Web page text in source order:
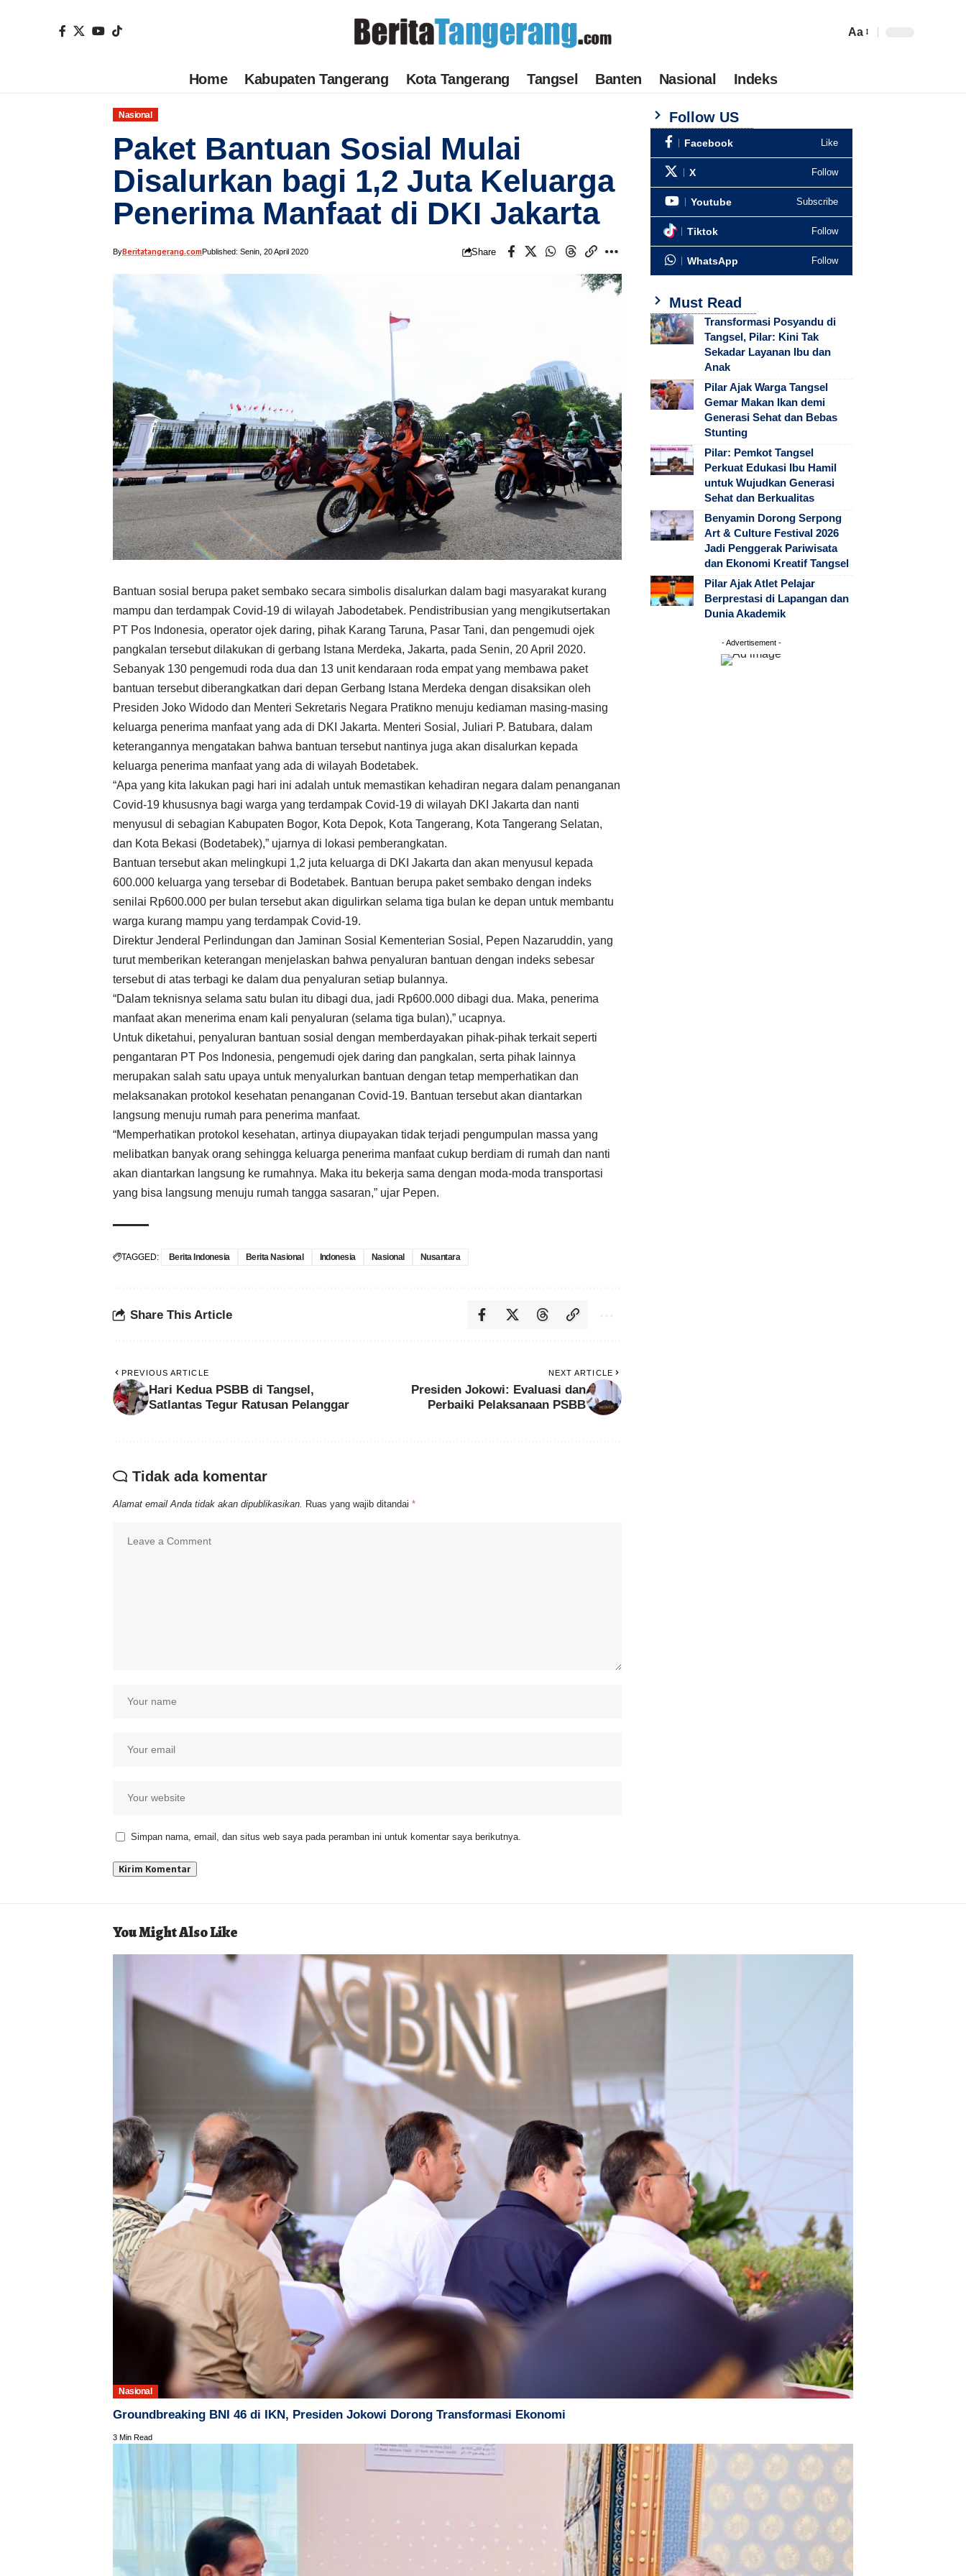
Aa
Home Kabupaten Tangerang Kota Tangerang Tangsel Banten Nasional Indeks
Nasional
Paket Bantuan Sosial Mulai
Disalurkan bagi 1,2 Juta Keluarga
Penerima Manfaat di DKI Jakarta
ByBeritatangerang.comPublished: Senin, 20 April 2020 Share
Bantuan sosial berupa paket sembako secara simbolis disalurkan dalam bagi masyarakat kurang
mampu dan terdampak Covid-19 di wilayah Jabodetabek. Pendistribusian yang mengikutsertakan
PT Pos Indonesia, operator ojek daring, pihak Karang Taruna, Pasar Tani, dan pengemudi ojek
pangkalan tersebut dilakukan di gerbang Istana Merdeka, Jakarta, pada Senin, 20 April 2020.
Sebanyak 130 pengemudi roda dua dan 13 unit kendaraan roda empat yang membawa paket
bantuan tersebut diberangkatkan dari depan Gerbang Istana Merdeka dengan disaksikan oleh
Presiden Joko Widodo dan Menteri Sekretaris Negara Pratikno menuju kediaman masing-masing
keluarga penerima manfaat yang ada di DKI Jakarta. Menteri Sosial, Juliari P. Batubara, dalam
keterangannya mengatakan bahwa bantuan tersebut nantinya juga akan disalurkan kepada
keluarga penerima manfaat yang ada di wilayah Bodetabek.
“Apa yang kita lakukan pagi hari ini adalah untuk memastikan kehadiran negara dalam penanganan
Covid-19 khususnya bagi warga yang terdampak Covid-19 di wilayah DKI Jakarta dan nanti
menyusul di sebagian Kabupaten Bogor, Kota Depok, Kota Tangerang, Kota Tangerang Selatan,
dan Kota Bekasi (Bodetabek),” ujarnya di lokasi pemberangkatan.
Bantuan tersebut akan melingkupi 1,2 juta keluarga di DKI Jakarta dan akan menyusul kepada
600.000 keluarga yang tersebar di Bodetabek. Bantuan berupa paket sembako dengan indeks
senilai Rp600.000 per bulan tersebut akan digulirkan selama tiga bulan ke depan untuk membantu
warga kurang mampu yang terdampak Covid-19.
Direktur Jenderal Perlindungan dan Jaminan Sosial Kementerian Sosial, Pepen Nazaruddin, yang
turut memberikan keterangan menjelaskan bahwa penyaluran bantuan dengan indeks sebesar
tersebut di atas terbagi ke dalam dua penyaluran setiap bulannya.
“Dalam teknisnya selama satu bulan itu dibagi dua, jadi Rp600.000 dibagi dua. Maka, penerima
manfaat akan menerima enam kali penyaluran (selama tiga bulan),” ucapnya.
Untuk diketahui, penyaluran bantuan sosial dengan memberdayakan pihak-pihak terkait seperti
pengantaran PT Pos Indonesia, pengemudi ojek daring dan pangkalan, serta pihak lainnya
merupakan salah satu upaya untuk menyalurkan bantuan dengan tetap memperhatikan dan
melaksanakan protokol kesehatan penanganan Covid-19. Bantuan tersebut akan diantarkan
langsung menuju rumah para penerima manfaat.
“Memperhatikan protokol kesehatan, artinya diupayakan tidak terjadi pengumpulan massa yang
melibatkan banyak orang sehingga keluarga penerima manfaat cukup berdiam di rumah dan nanti
akan diantarkan langsung ke rumahnya. Maka itu bekerja sama dengan moda-moda transportasi
yang bisa langsung menuju rumah tangga sasaran,” ujar Pepen.
TAGGED: Berita Indonesia Berita Nasional Indonesia Nasional Nusantara
Share This Article
PREVIOUS ARTICLE
Hari Kedua PSBB di Tangsel,
Satlantas Tegur Ratusan Pelanggar
NEXT ARTICLE
Presiden Jokowi: Evaluasi dan
Perbaiki Pelaksanaan PSBB
Tidak ada komentar
Alamat email Anda tidak akan dipublikasikan. Ruas yang wajib ditandai *
Simpan nama, email, dan situs web saya pada peramban ini untuk komentar saya berikutnya.
Follow US
Facebook Like
X Follow
Youtube Subscribe
Tiktok Follow
WhatsApp Follow
Must Read
Transformasi Posyandu di
Tangsel, Pilar: Kini Tak
Sekadar Layanan Ibu dan
Anak
Pilar Ajak Warga Tangsel
Gemar Makan Ikan demi
Generasi Sehat dan Bebas
Stunting
Pilar: Pemkot Tangsel
Perkuat Edukasi Ibu Hamil
untuk Wujudkan Generasi
Sehat dan Berkualitas
Benyamin Dorong Serpong
Art & Culture Festival 2026
Jadi Penggerak Pariwisata
dan Ekonomi Kreatif Tangsel
Pilar Ajak Atlet Pelajar
Berprestasi di Lapangan dan
Dunia Akademik
- Advertisement -
You Might Also Like
Nasional
Groundbreaking BNI 46 di IKN, Presiden Jokowi Dorong Transformasi Ekonomi
3 Min Read